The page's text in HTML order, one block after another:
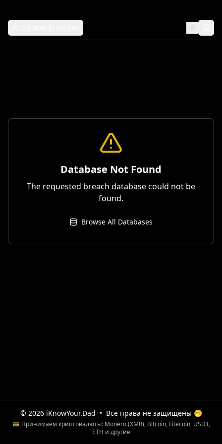
Database Not Found
The requested breach database could not be
found.
Browse All Databases
© 2026 iKnowYour.Dad • Все права не защищены 🤭
💳 Принимаем криптовалюты: Monero (XMR), Bitcoin, Litecoin, USDT,
ETH и другие